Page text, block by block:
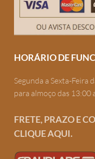
HORÁRIO DE
Segunda a Sexta-Feira
para almoço das 13:00
FRETE, PRAZO E
CLIQUE AQUI.